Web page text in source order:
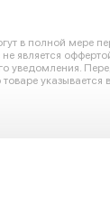
в полной мере
является
уведомления.
указывается